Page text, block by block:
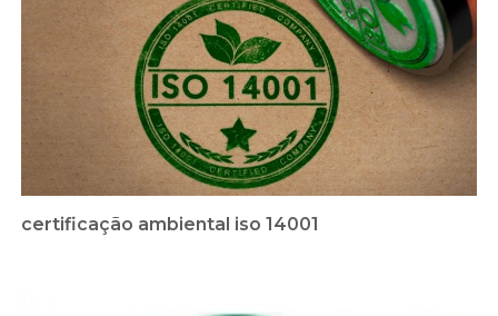
certificação ambiental iso 14001